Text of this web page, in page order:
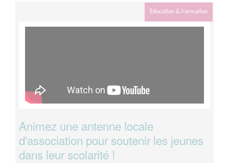
Éducation & Formation
Animez une antenne locale
d'association pour soutenir les jeunes
dans leur scolarité !